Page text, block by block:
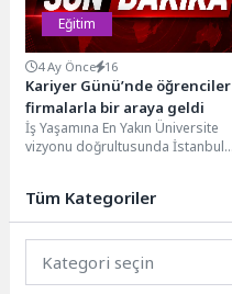
Eğitim
4 Ay Önce 16
Kariyer Günü’nde öğrenciler
firmalarla bir araya geldi
İş Yaşamına En Yakın Üniversite
vizyonu doğrultusunda İstanbul
Tüm Kategoriler